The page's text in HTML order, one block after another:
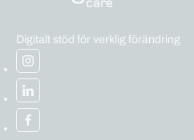
Digitalt stöd för verklig förändring